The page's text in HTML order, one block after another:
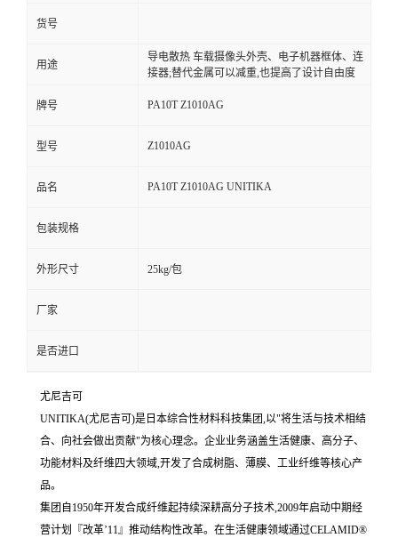
货号
用途
导电散热 车载摄像头外壳、电子机器框体、连
接器;替代金属可以减重,也提高了设计自由度
牌号 PA10T Z1010AG
型号 Z1010AG
品名 PA10T Z1010AG UNITIKA
包装规格
外形尺寸 25kg/包
厂家
是否进口
尤尼吉可
UNITIKA(尤尼吉可)是日本综合性材料科技集团,以"将生活与技术相结
合、向社会做出贡献"为核心理念。企业业务涵盖生活健康、高分子、
功能材料及纤维四大领域,开发了合成树脂、薄膜、工业纤维等核心产
品。
集团自1950年开发合成纤维起持续深耕高分子技术,2009年启动中期经
营计划『改革’11』推动结构性改革。在生活健康领域通过CELAMID®